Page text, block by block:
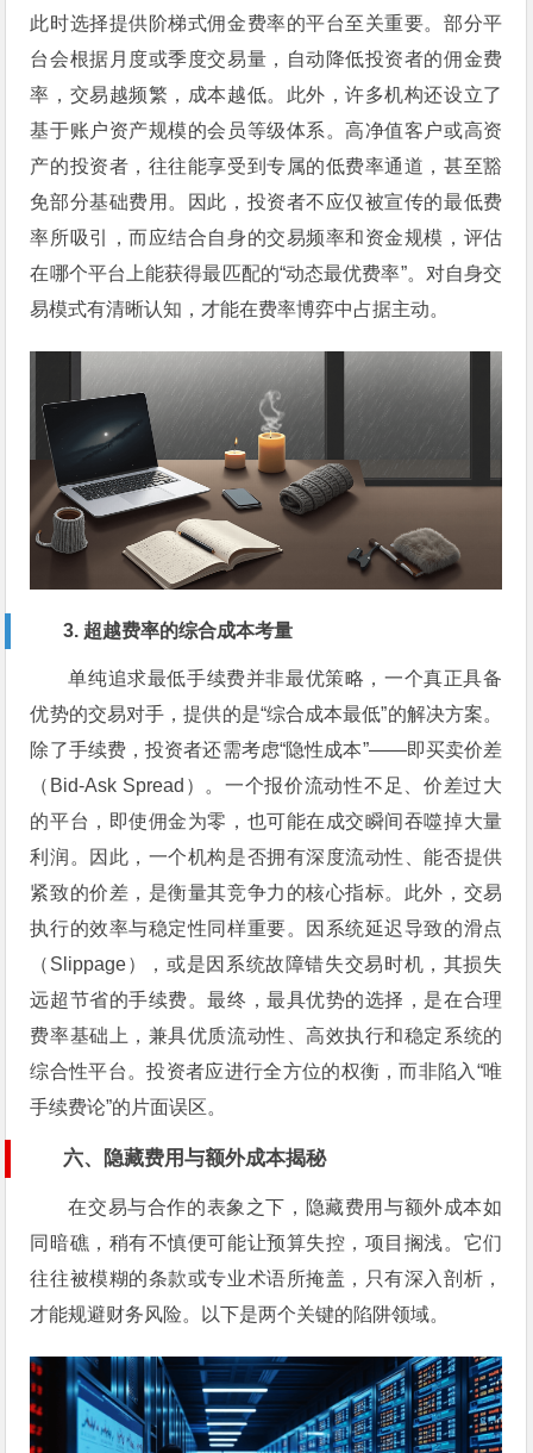
此时选择提供阶梯式佣金费率的平台至关重要。部分平
台会根据月度或季度交易量，自动降低投资者的佣金费
率，交易越频繁，成本越低。此外，许多机构还设立了
基于账户资产规模的会员等级体系。高净值客户或高资
产的投资者，往往能享受到专属的低费率通道，甚至豁
免部分基础费用。因此，投资者不应仅被宣传的最低费
率所吸引，而应结合自身的交易频率和资金规模，评估
在哪个平台上能获得最匹配的“动态最优费率”。对自身交
易模式有清晰认知，才能在费率博弈中占据主动。
3. 超越费率的综合成本考量
单纯追求最低手续费并非最优策略，一个真正具备
优势的交易对手，提供的是“综合成本最低”的解决方案。
除了手续费，投资者还需考虑“隐性成本”——即买卖价差
（Bid-Ask Spread）。一个报价流动性不足、价差过大
的平台，即使佣金为零，也可能在成交瞬间吞噬掉大量
利润。因此，一个机构是否拥有深度流动性、能否提供
紧致的价差，是衡量其竞争力的核心指标。此外，交易
执行的效率与稳定性同样重要。因系统延迟导致的滑点
（Slippage），或是因系统故障错失交易时机，其损失
远超节省的手续费。最终，最具优势的选择，是在合理
费率基础上，兼具优质流动性、高效执行和稳定系统的
综合性平台。投资者应进行全方位的权衡，而非陷入“唯
手续费论”的片面误区。
六、隐藏费用与额外成本揭秘
在交易与合作的表象之下，隐藏费用与额外成本如
同暗礁，稍有不慎便可能让预算失控，项目搁浅。它们
往往被模糊的条款或专业术语所掩盖，只有深入剖析，
才能规避财务风险。以下是两个关键的陷阱领域。